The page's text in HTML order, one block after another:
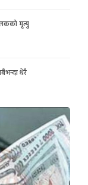
मृत्यु
धेरै